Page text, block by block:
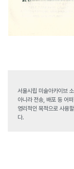
서울시립 미술아카이브
아니라 전송, 배포 등 어
영리적인 목적으로 사용
다.